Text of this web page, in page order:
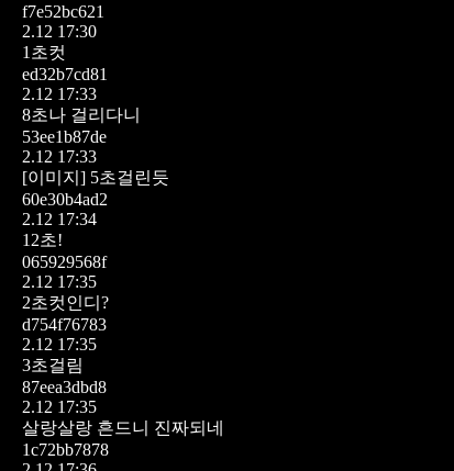
f7e52bc621
2.12 17:30
1초컷
ed32b7cd81
2.12 17:33
8초나 걸리다니
53ee1b87de
2.12 17:33
[이미지] 5초걸린듯
60e30b4ad2
2.12 17:34
12초!
065929568f
2.12 17:35
2초컷인디?
d754f76783
2.12 17:35
3초걸림
87eea3dbd8
2.12 17:35
살랑살랑 흔드니 진짜되네
1c72bb7878